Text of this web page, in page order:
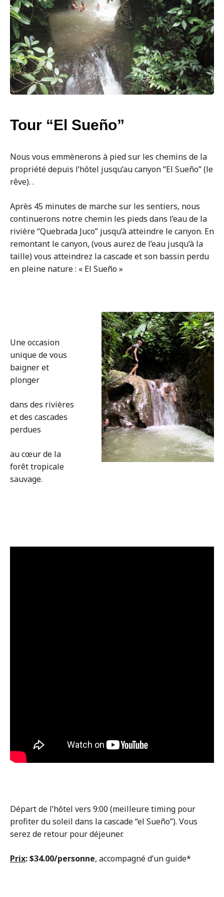
Tour “El Sueño”
Nous vous emmènerons à pied sur les chemins de la
propriété depuis l’hôtel jusqu’au canyon “El Sueño”(le
rêve). .
Après 45 minutes de marche sur les sentiers, nous
continuerons notre chemin les pieds dans l’eau de la
rivière “Quebrada Juco” jusqu’à atteindre le canyon. En
remontant le canyon, (vous aurez de l’eau jusqu’à la
taille) vous atteindrez la cascade et son bassin perdu
en pleine nature : « El Sueño »
Une occasion
unique de vous
baigner et
plonger
dans des rivières
et des cascades
perdues
au cœur de la
forêt tropicale
sauvage.
Départ de l’hôtel vers 9:00 (meilleure timing pour
profiter du soleil dans la cascade “el Sueño”). Vous
serez de retour pour déjeuner.
Prix: $34.00/personne, accompagné d’un guide*